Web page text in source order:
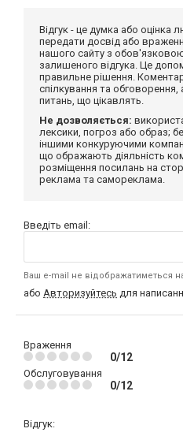
Відгук - це думка або оцінка
передати досвід або
нашого сайту з
залишеного відгука. Це
правильне рішення.
спілкування та
питань, що цікавлять.
Не дозволяється:
лексики, погроз або образ;
іншими конкуруючими
що ображають діяльність
розміщення посилань на
реклама та самореклама.
Введіть email:
Ваш e-mail не відображатиметься на
або Авторизуйтесь для
Враження
0/12
Обслуговування
0/12
Відгук: